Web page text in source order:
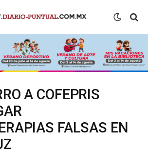
A COFEPRIS
FALSAS EN